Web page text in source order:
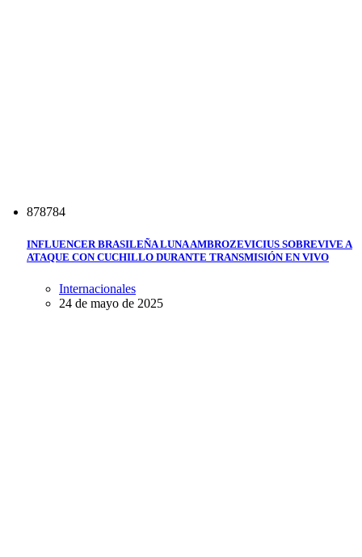
878784
INFLUENCER BRASILEÑA LUNA AMBROZEVICIUS SOBREVIVE A
ATAQUE CON CUCHILLO DURANTE TRANSMISIÓN EN VIVO
Internacionales
24 de mayo de 2025